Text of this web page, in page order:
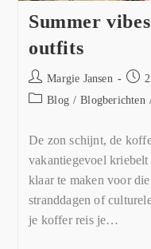
Summer
outfits
Margie Jansen
Blog / Blogberichten
De zon schijnt, de
vakantiegevoel
klaar te maken voor
stranddagen of
je koffer reis je…